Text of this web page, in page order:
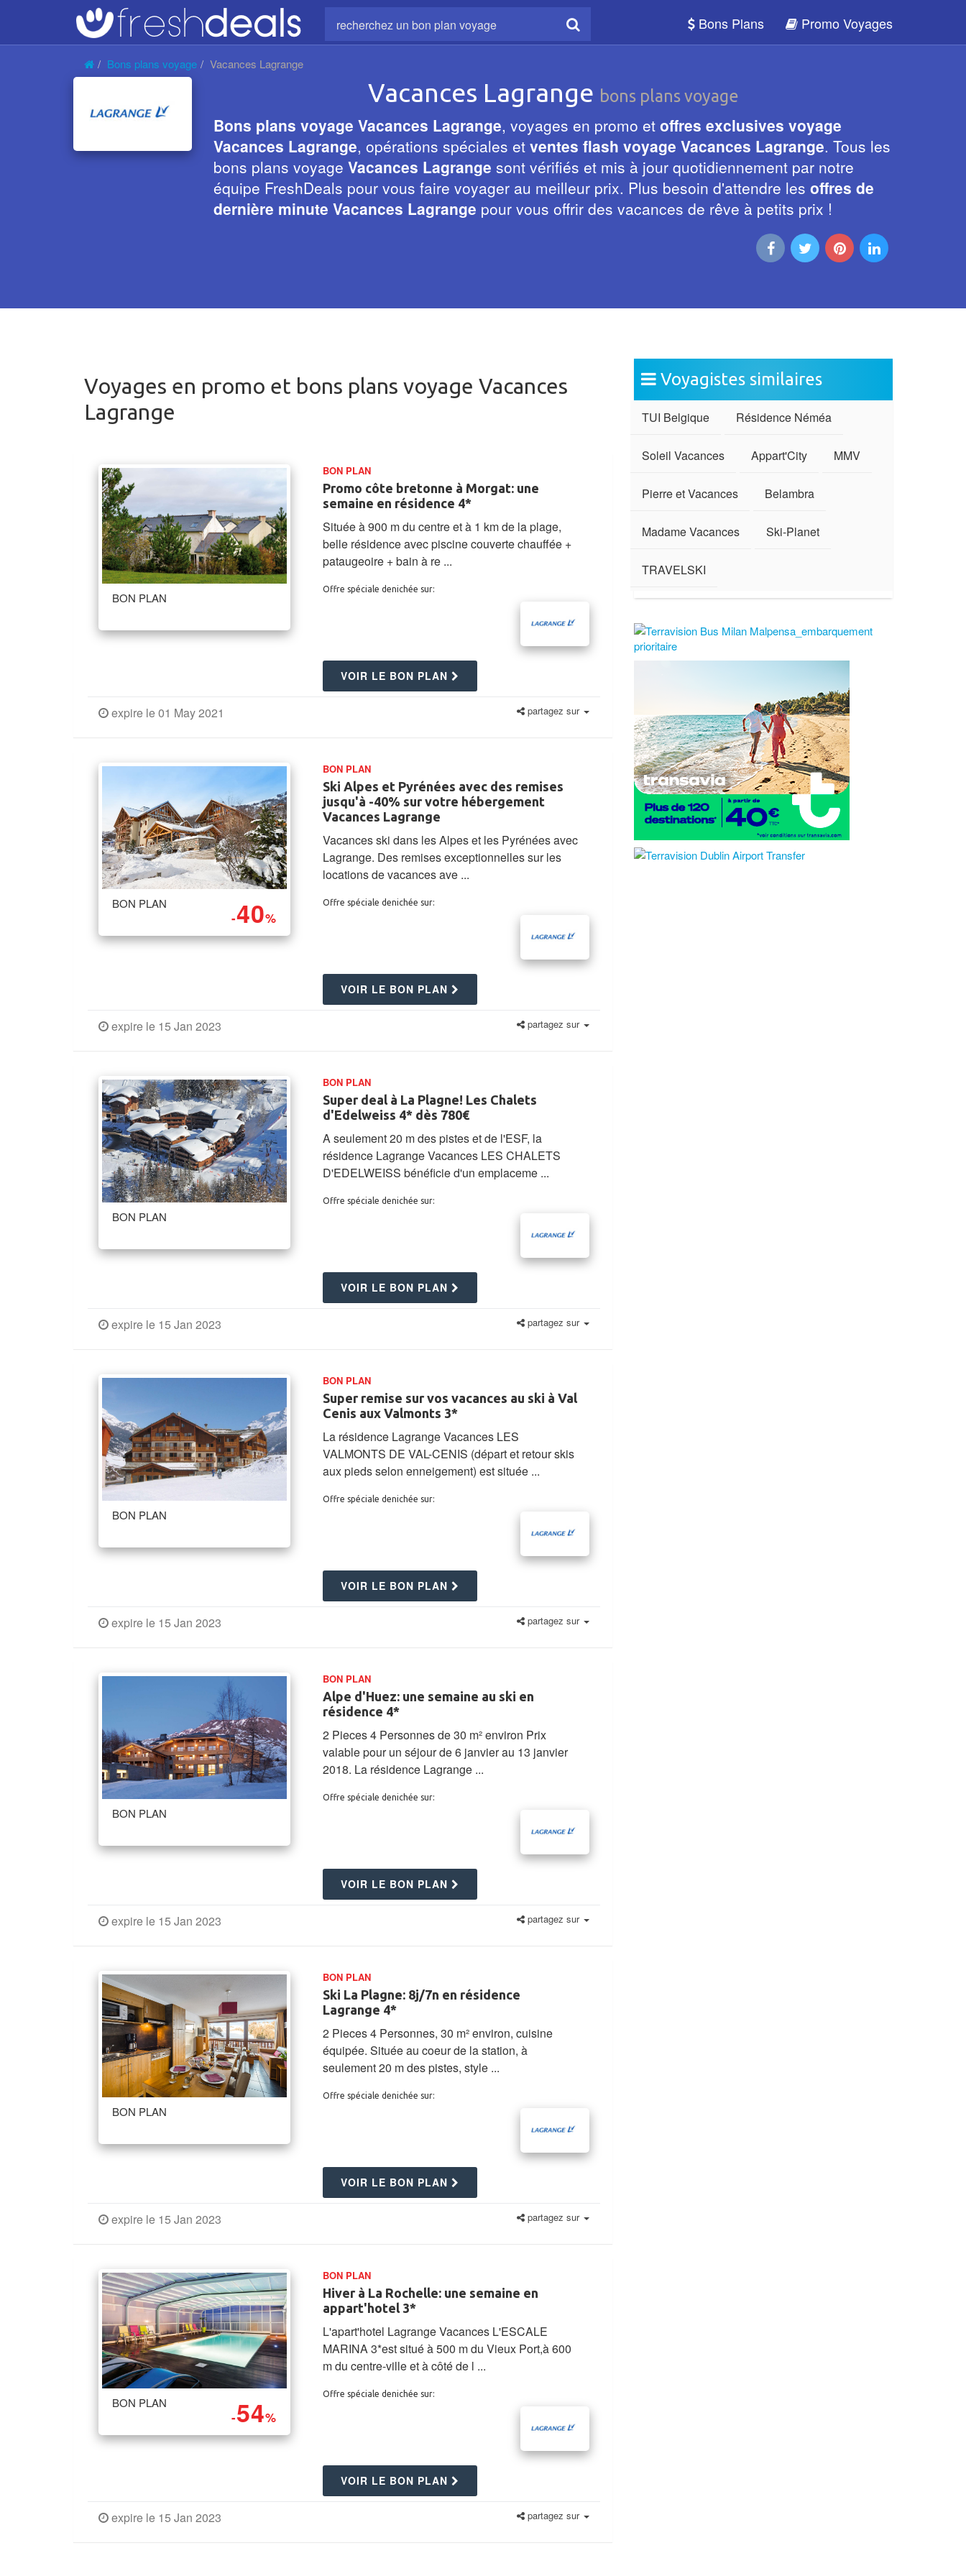
Bons Plans Promo Voyages
Bons plans voyage Vacances Lagrange
Vacances Lagrange bons plans voyage
Bons plans voyage Vacances Lagrange, voyages en promo et offres exclusives voyage
Vacances Lagrange, opérations spéciales et ventes flash voyage Vacances Lagrange. Tous les
bons plans voyage Vacances Lagrange sont vérifiés et mis à jour quotidiennement par notre
équipe FreshDeals pour vous faire voyager au meilleur prix. Plus besoin d'attendre les offres de
dernière minute Vacances Lagrange pour vous offrir des vacances de rêve à petits prix !
Voyages en promo et bons plans voyage Vacances
Lagrange
BON PLAN
BON PLAN
Promo côte bretonne à Morgat: une
semaine en résidence 4*
Située à 900 m du centre et à 1 km de la plage,
belle résidence avec piscine couverte chauffée +
pataugeoire + bain à re ...
Offre spéciale denichée sur:
VOIR LE BON PLAN
expire le 01 May 2021 partagez sur
BON PLAN
-40%
BON PLAN
Ski Alpes et Pyrénées avec des remises
jusqu'à -40% sur votre hébergement
Vacances Lagrange
Vacances ski dans les Alpes et les Pyrénées avec
Lagrange. Des remises exceptionnelles sur les
locations de vacances ave ...
Offre spéciale denichée sur:
VOIR LE BON PLAN
expire le 15 Jan 2023 partagez sur
BON PLAN
BON PLAN
Super deal à La Plagne! Les Chalets
d'Edelweiss 4* dès 780€
A seulement 20 m des pistes et de l'ESF, la
résidence Lagrange Vacances LES CHALETS
D'EDELWEISS bénéficie d'un emplaceme ...
Offre spéciale denichée sur:
VOIR LE BON PLAN
expire le 15 Jan 2023 partagez sur
BON PLAN
BON PLAN
Super remise sur vos vacances au ski à Val
Cenis aux Valmonts 3*
La résidence Lagrange Vacances LES
VALMONTS DE VAL-CENIS (départ et retour skis
aux pieds selon enneigement) est située ...
Offre spéciale denichée sur:
VOIR LE BON PLAN
expire le 15 Jan 2023 partagez sur
BON PLAN
BON PLAN
Alpe d'Huez: une semaine au ski en
résidence 4*
2 Pieces 4 Personnes de 30 m² environ Prix
valable pour un séjour de 6 janvier au 13 janvier
2018. La résidence Lagrange ...
Offre spéciale denichée sur:
VOIR LE BON PLAN
expire le 15 Jan 2023 partagez sur
BON PLAN
BON PLAN
Ski La Plagne: 8j/7n en résidence
Lagrange 4*
2 Pieces 4 Personnes, 30 m² environ, cuisine
équipée. Située au coeur de la station, à
seulement 20 m des pistes, style ...
Offre spéciale denichée sur:
VOIR LE BON PLAN
expire le 15 Jan 2023 partagez sur
BON PLAN
-54%
BON PLAN
Hiver à La Rochelle: une semaine en
appart'hotel 3*
L'apart'hotel Lagrange Vacances L'ESCALE
MARINA 3*est situé à 500 m du Vieux Port,à 600
m du centre-ville et à côté de l ...
Offre spéciale denichée sur:
VOIR LE BON PLAN
expire le 15 Jan 2023 partagez sur
Voyagistes similaires
TUI Belgique Résidence Néméa
Soleil Vacances Appart'City MMV
Pierre et Vacances Belambra
Madame Vacances Ski-Planet
TRAVELSKI